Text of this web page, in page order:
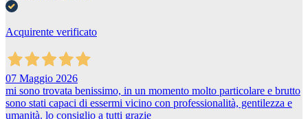
Acquirente verificato
07 Maggio 2026
mi sono trovata benissimo, in un momento molto particolare e brutto
sono stati capaci di essermi vicino con professionalità, gentilezza e
umanità. lo consiglio a tutti grazie